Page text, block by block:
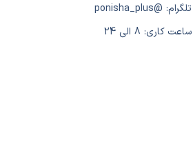
تلگرام: @ponisha_plus
ساعت کاری: 8 الی 24